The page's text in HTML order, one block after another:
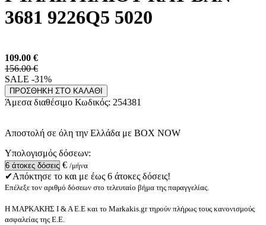
3681 9226Q5 5020
109.00 €
156.00 €
SALE -31%
ΠΡΟΣΘΗΚΗ ΣΤΟ ΚΑΛΑΘΙ
Άμεσα διαθέσιμο Κωδικός: 254381
Αποστολή σε όλη την Ελλάδα με BOX NOW
Υπολογισμός δόσεων:
€ /μήνα
✔Απόκτησε το και με έως 6 άτοκες δόσεις!
Επέλεξε τον αριθμό δόσεων στο τελευταίο βήμα της παραγγελίας.
Η ΜΑΡΚΑΚΗΣ Ι & Α Ε.Ε και το Markakis.gr τηρούν πλήρως τους κανονισμούς
ασφαλείας της Ε.Ε.